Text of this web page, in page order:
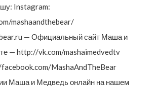
Instagram:
mashaandthebear/
— Официальный сайт Маша и
— http://vk.com/mashaimedvedtv
MashaAndTheBear
Маша и Медведь онлайн на нашем